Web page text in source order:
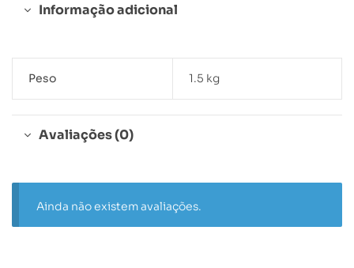
Informação adicional
Peso 1.5 kg
Avaliações (0)
Ainda não existem avaliações.